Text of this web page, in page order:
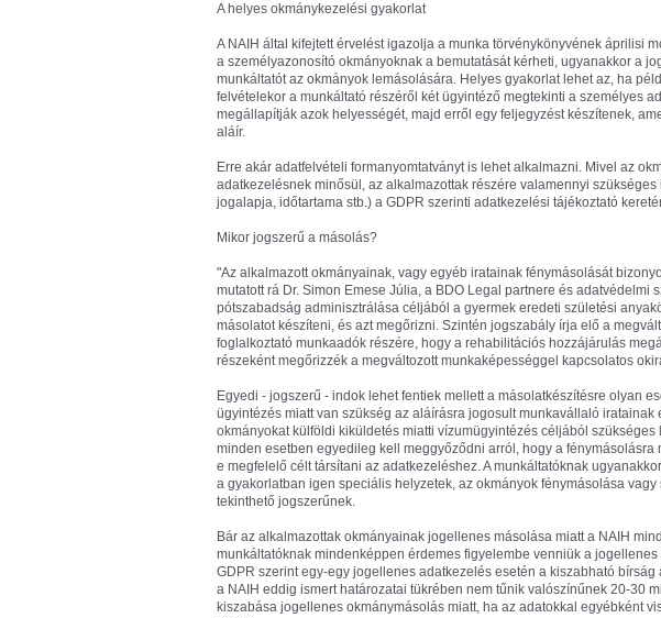
A helyes okmánykezelési gyakorlat
A NAIH által kifejtett érvelést igazolja a munka törvénykönyvének áprilisi
a személyazonosító okmányoknak a bemutatását kérheti, ugyanakkor a
munkáltatót az okmányok lemásolására. Helyes gyakorlat lehet az, ha
felvételekor a munkáltató részéről két ügyintéző megtekinti a személyes
megállapítják azok helyességét, majd erről egy feljegyzést készítenek,
aláír.
Erre akár adatfelvételi formanyomtatványt is lehet alkalmazni. Mivel az
adatkezelésnek minősül, az alkalmazottak részére valamennyi
jogalapja, időtartama stb.) a GDPR szerinti adatkezelési tájékoztató
Mikor jogszerű a másolás?
"Az alkalmazott okmányainak, vagy egyéb iratainak fénymásolását
mutatott rá Dr. Simon Emese Júlia, a BDO Legal partnere és adatvédelmi
pótszabadság adminisztrálása céljából a gyermek eredeti születési
másolatot készíteni, és azt megőrizni. Szintén jogszabály írja elő a
foglalkoztató munkaadók részére, hogy a rehabilitációs hozzájárulás
részeként megőrizzék a megváltozott munkaképességgel kapcsolatos
Egyedi - jogszerű - indok lehet fentiek mellett a másolatkészítésre olyan
ügyintézés miatt van szükség az aláírásra jogosult munkavállaló iratainak
okmányokat külföldi kiküldetés miatti vízumügyintézés céljából szükséges
minden esetben egyedileg kell meggyőződni arról, hogy a
e megfelelő célt társítani az adatkezeléshez. A munkáltatóknak
a gyakorlatban igen speciális helyzetek, az okmányok fénymásolása
tekinthető jogszerűnek.
Bár az alkalmazottak okmányainak jogellenes másolása miatt a NAIH
munkáltatóknak mindenképpen érdemes figyelembe venniük a
GDPR szerint egy-egy jogellenes adatkezelés esetén a kiszabható
a NAIH eddig ismert határozatai tükrében nem tűnik valószínűnek 20-30
kiszabása jogellenes okmánymásolás miatt, ha az adatokkal egyébként